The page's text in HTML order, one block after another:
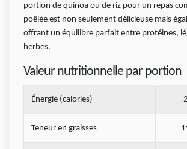
portion de quinoa ou de riz pour un repas
poêlée est non seulement délicieuse mais
offrant un équilibre parfait entre protéines,
herbes.
Valeur nutritionnelle par portion
Énergie (calories)
Teneur en graisses